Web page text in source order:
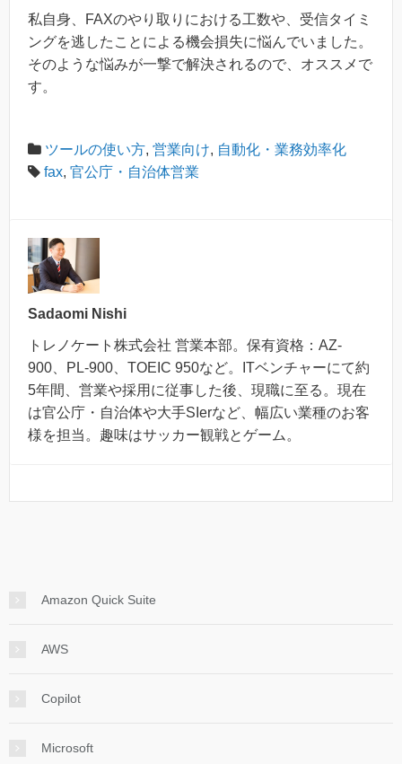
私自身、FAXのやり取りにおける工数や、受信タイミ
ングを逃したことによる機会損失に悩んでいました。
そのような悩みが一撃で解決されるので、オススメで
す。
ツールの使い方, 営業向け, 自動化・業務効率化
fax, 官公庁・自治体営業
Sadaomi Nishi
トレノケート株式会社 営業本部。保有資格：AZ-
900、PL-900、TOEIC 950など。ITベンチャーにて約
5年間、営業や採用に従事した後、現職に至る。現在
は官公庁・自治体や大手SIerなど、幅広い業種のお客
様を担当。趣味はサッカー観戦とゲーム。
Amazon Quick Suite
AWS
Copilot
Microsoft